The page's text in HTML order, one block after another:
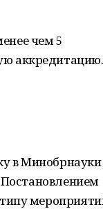
чем 5
аккредитацию.
в Минобрнауки